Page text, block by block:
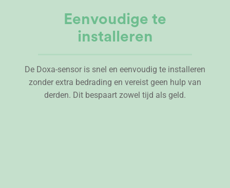
Eenvoudige te
installeren
De Doxa-sensor is snel en eenvoudig te installeren
zonder extra bedrading en vereist geen hulp van
derden. Dit bespaart zowel tijd als geld.